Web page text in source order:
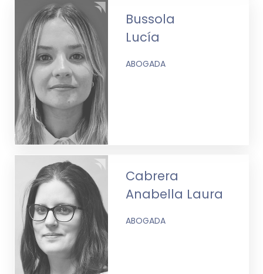
Bussola
Lucía
ABOGADA
Cabrera
Anabella Laura
ABOGADA